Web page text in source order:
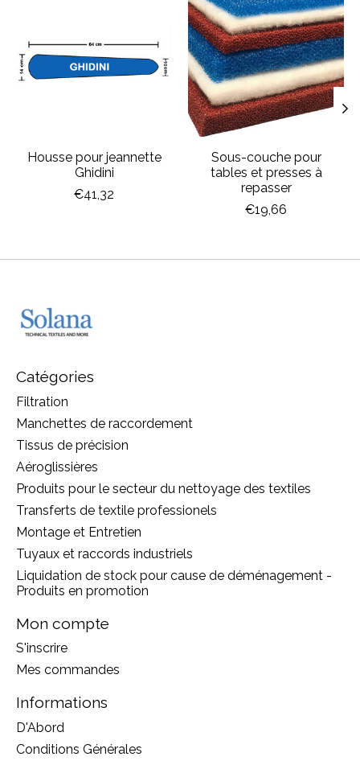
Housse pour jeannette
Ghidini
€41,32
Sous-couche pour
tables et presses à
repasser
€19,66
Catégories
Filtration
Manchettes de raccordement
Tissus de précision
Aéroglissières
Produits pour le secteur du nettoyage des textiles
Transferts de textile professionels
Montage et Entretien
Tuyaux et raccords industriels
Liquidation de stock pour cause de déménagement -
Produits en promotion
Mon compte
S'inscrire
Mes commandes
Informations
D'Abord
Conditions Générales